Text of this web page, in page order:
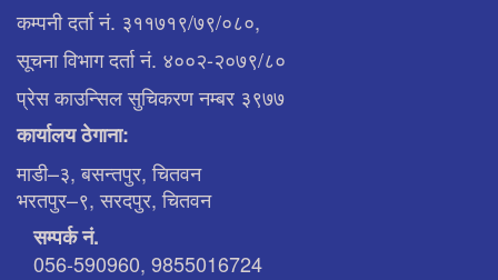
कम्पनी दर्ता नं. ३११७१९/७९/०८०,
सूचना विभाग दर्ता नं. ४००२-२०७९/८०
प्रेस काउन्सिल सुचिकरण नम्बर ३९७७
कार्यालय ठेगाना:
माडी–३, बसन्तपुर, चितवन
भरतपुर–९, सरदपुर, चितवन
सम्पर्क नं.
056-590960, 9855016724